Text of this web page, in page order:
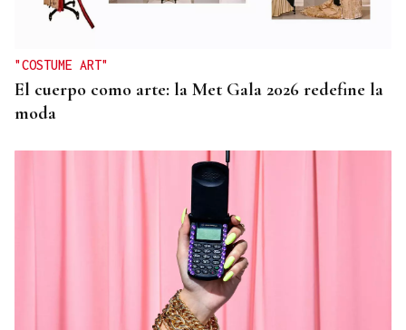
"COSTUME ART"
El cuerpo como arte: la Met Gala 2026 redefine la
moda